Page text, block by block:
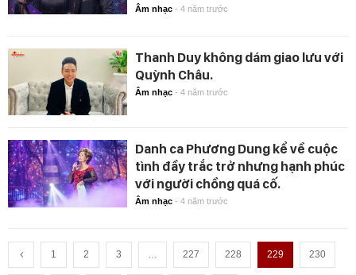
Âm nhạc - 4 năm trước
Thanh Duy không dám giao lưu với
Quỳnh Châu.
Âm nhạc - 4 năm trước
Danh ca Phương Dung kể về cuộc
tình đầy trắc trở nhưng hạnh phúc
với người chồng quá cố.
Âm nhạc - 4 năm trước
1 2 3 … 227 228 229 230